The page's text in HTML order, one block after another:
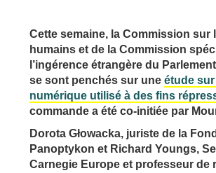
Cette semaine, la Commission sur
humains et de la Commission
l’ingérence étrangère du
se sont penchés sur une étude sur
numérique utilisé à des fins
commande a été co-initiée par
Dorota Głowacka, juriste de la
Panoptykon et Richard Youngs,
Carnegie Europe et professeur de